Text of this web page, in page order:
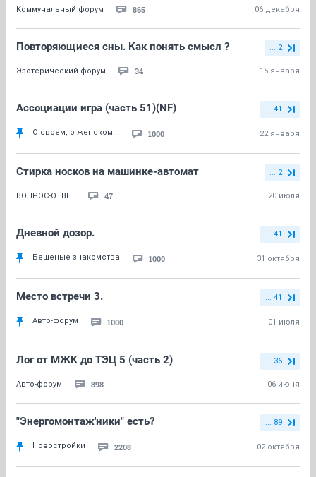
Коммунальный форум 865 06 декабря
Повторяющиеся сны. Как понять смысл ? ... 2
Эзотерический форум 34 15 января
Ассоциации игра (часть 51)(NF) ... 41
О своем, о женском... 1000 22 января
Стирка носков на машинке-автомат ... 2
ВОПРОС-ОТВЕТ 47 20 июля
Дневной дозор. ... 41
Бешеные знакомства 1000 31 октября
Место встречи 3. ... 41
Авто-форум 1000 01 июля
Лог от МЖК до ТЭЦ 5 (часть 2) ... 36
Авто-форум 898 06 июня
"Энергомонтаж'ники" есть? ... 89
Новостройки 2208 02 октября